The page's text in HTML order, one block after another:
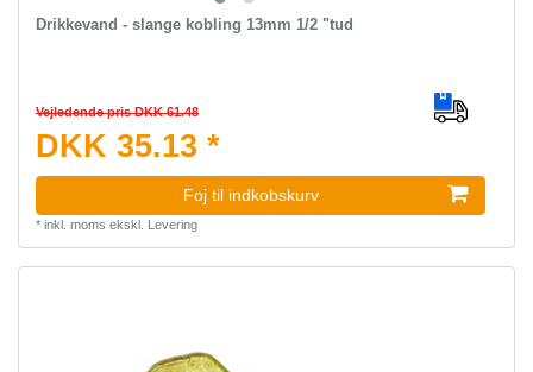
Drikkevand - slange kobling 13mm 1/2 "tud
Vejledende pris DKK 61.48
DKK 35.13 *
Foj til indkobskurv
* inkl. moms ekskl. Levering